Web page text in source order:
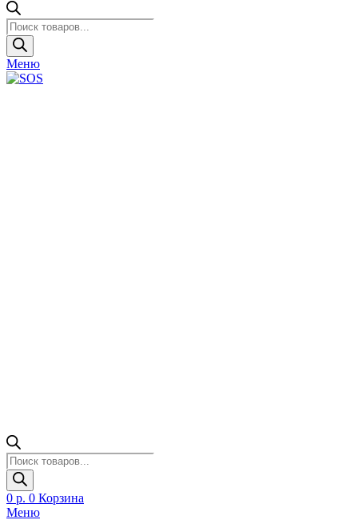
Поиск
товаров
Меню
Поиск
товаров
0 р. 0 Корзина
Меню